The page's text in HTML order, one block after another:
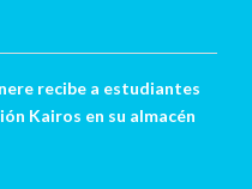
recibe a estudiantes
Kairos en su almacén